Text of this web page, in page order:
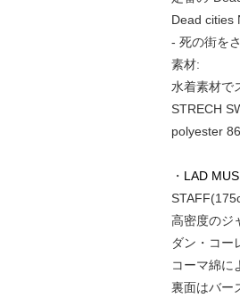
Dead cities
- 死の街を
素材:
水着素材で
STRECH
polyester
・ LAD
高密度のジ
ダン・コー
コーマ綿に
裏面はバー